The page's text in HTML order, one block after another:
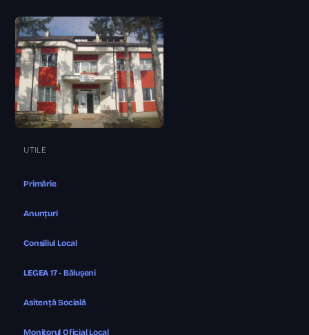
UTILE
Primărie
Anunțuri
Consiliul Local
LEGEA 17 - Bălușeni
Asitență Socială
Monitorul Oficial Local